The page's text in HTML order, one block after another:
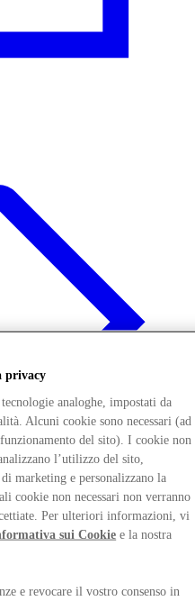
privacy
analoghe, impostati da
Alcuni cookie sono necessari (ad
del sito). I cookie non
l’utilizzo del sito,
marketing e personalizzano la
cookie non necessari non verranno
Per ulteriori informazioni, vi
sui Cookie e la nostra
e revocare il vostro consenso in